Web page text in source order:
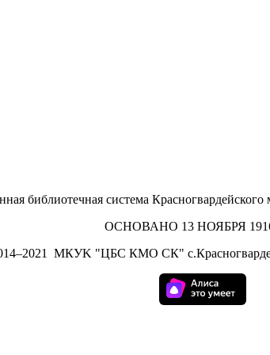
библиотечная система Красногвардейского
ОСНОВАНО 13 НОЯБРЯ 1916
МКУK "ЦБС КМО СК"